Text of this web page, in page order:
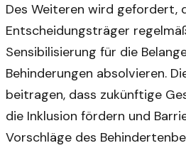
Des Weiteren wird gefordert,
Entscheidungsträger
Sensibilisierung für die
Behinderungen absolvieren.
beitragen, dass zukünftige
die Inklusion fördern und
Vorschläge des